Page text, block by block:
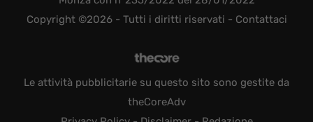
Copyright ©2026 - Tutti i diritti riservati - Contattaci
Le attività pubblicitarie su questo sito sono gestite da
theCoreAdv